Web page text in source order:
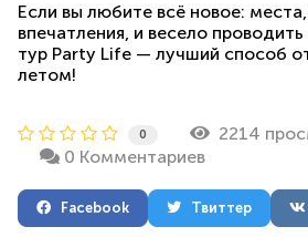
Если вы любите всё новое:
впечатления, и весело
тур Party Life — лучший способ
летом!
0
2214
0 Комментариев
Facebook Твиттер